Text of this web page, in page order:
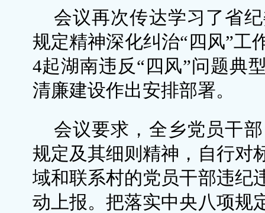
会议再次传达学习了省
规定精神深化纠治“四风”工
4起湖南违反“四风”问题典
清廉建设作出安排部署。
会议要求，全乡党员干
规定及其细则精神，自行对
域和联系村的党员干部违纪
动上报。把落实中央八项规